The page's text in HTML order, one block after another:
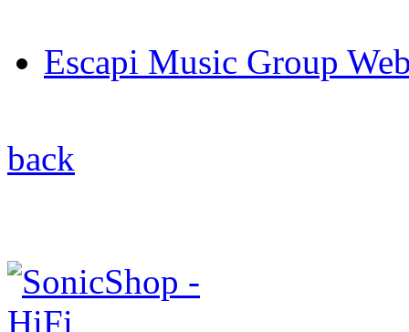
Escapi Music Group
back